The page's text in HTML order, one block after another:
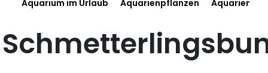
Aquarium im Urlaub Aquarienpflanzen